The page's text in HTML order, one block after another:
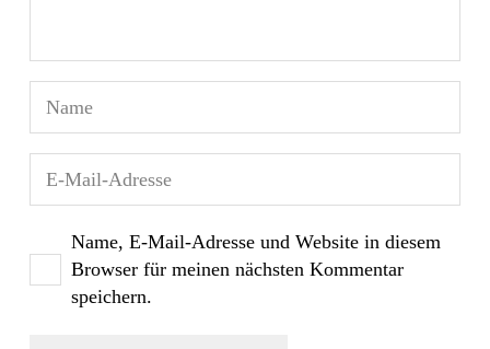
Name, E-Mail-Adresse und Website in diesem
Browser für meinen nächsten Kommentar
speichern.